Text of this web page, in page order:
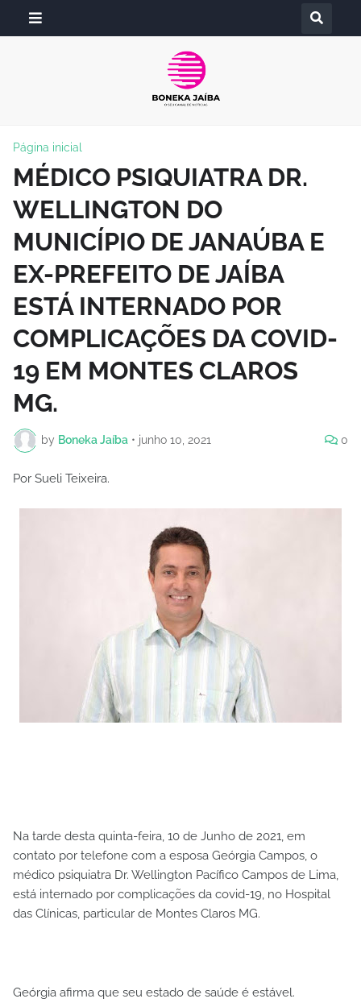
Página inicial
MÉDICO PSIQUIATRA DR.
WELLINGTON DO
MUNICÍPIO DE JANAÚBA E
EX-PREFEITO DE JAÍBA
ESTÁ INTERNADO POR
COMPLICAÇÕES DA COVID-
19 EM MONTES CLAROS
MG.
by Boneka Jaíba • junho 10, 2021 0
Por Sueli Teixeira.
Na tarde desta quinta-feira, 10 de Junho de 2021, em
contato por telefone com a esposa Geórgia Campos, o
médico psiquiatra Dr. Wellington Pacífico Campos de Lima,
está internado por complicações da covid-19, no Hospital
das Clínicas, particular de Montes Claros MG.
Geórgia afirma que seu estado de saúde é estável.